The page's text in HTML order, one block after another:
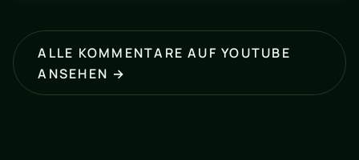
ALLE KOMMENTARE AUF YOUTUBE
ANSEHEN →